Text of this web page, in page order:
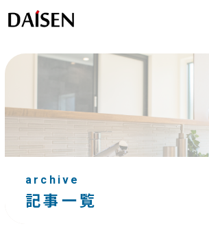
archive
記事一覧